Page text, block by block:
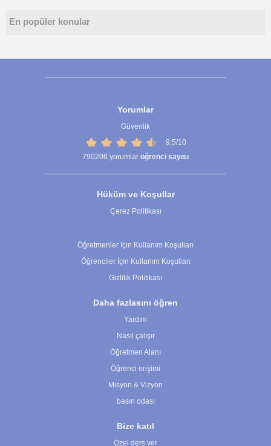
En popüler konular
Yorumlar
Güvenlik
9,5/10
790206 yorumlar öğrenci sayısı
Hüküm ve Koşullar
Çerez Politikası
Öğretmenler İçin Kullanım Koşulları
Öğrenciler İçin Kullanım Koşulları
Gizlilik Politikası
Daha fazlasını öğren
Yardım
Nasıl çalışır
Öğretmen Alanı
Öğrenci erişimi
Misyon & Vizyon
basın odası
Bize katıl
Özel ders ver